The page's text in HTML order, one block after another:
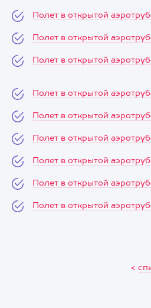
Полет в открытой
Полет в открытой
Полет в открытой
Полет в открытой
Полет в открытой
Полет в открытой
Полет в открытой
Полет в открытой
Полет в открытой
<